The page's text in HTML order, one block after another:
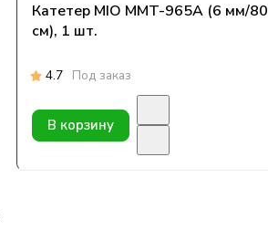
Катетер MIO MMT-965А (6 мм/80
см), 1 шт.
4.7 Под заказ
В корзину